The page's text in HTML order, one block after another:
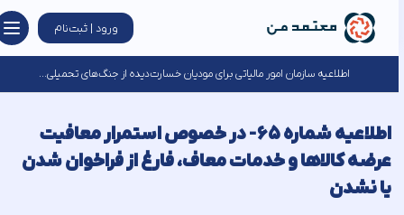
ورود | ثبت‌نام
اطلاعیه سازمان امور مالیاتی برای مودیان خسارت‌دیده از جنگ‌های تحمیلی...
اطلاعیه شماره ۶۵- در خصوص استمرار معافیت
عرضه کالاها و خدمات معاف، فارغ از فراخوان شدن
یا نشدن